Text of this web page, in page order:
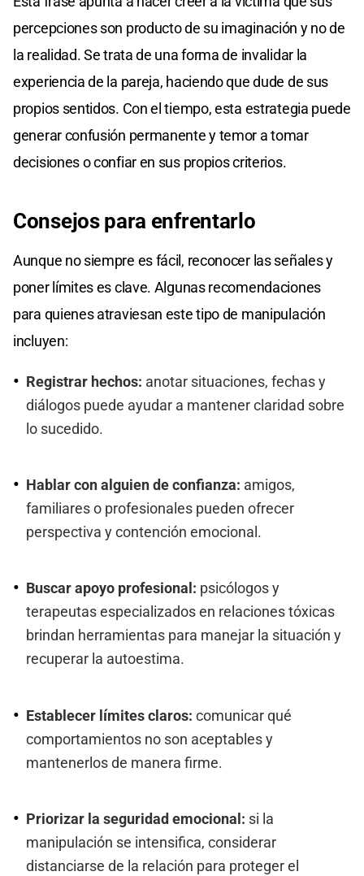
percepciones son producto de su imaginación y no de
la realidad. Se trata de una forma de invalidar la
experiencia de la pareja, haciendo que dude de sus
propios sentidos. Con el tiempo, esta estrategia puede
generar confusión permanente y temor a tomar
decisiones o confiar en sus propios criterios.
Consejos para enfrentarlo
Aunque no siempre es fácil, reconocer las señales y
poner límites es clave. Algunas recomendaciones
para quienes atraviesan este tipo de manipulación
incluyen:
Registrar hechos: anotar situaciones, fechas y
diálogos puede ayudar a mantener claridad sobre
lo sucedido.
Hablar con alguien de confianza: amigos,
familiares o profesionales pueden ofrecer
perspectiva y contención emocional.
Buscar apoyo profesional: psicólogos y
terapeutas especializados en relaciones tóxicas
brindan herramientas para manejar la situación y
recuperar la autoestima.
Establecer límites claros: comunicar qué
comportamientos no son aceptables y
mantenerlos de manera firme.
Priorizar la seguridad emocional: si la
manipulación se intensifica, considerar
distanciarse de la relación para proteger el